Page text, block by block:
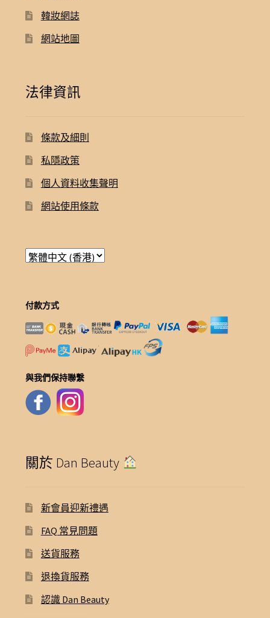
韓妝網誌
網站地圖
法律資訊
條款及細則
私隱政策
個人資料收集聲明
網站使用條款
付款方式
與我們保持聯繫
關於 Dan Beauty
新會員迎新禮遇
FAQ 常見問題
送貨服務
退換貨服務
認識 Dan Beauty